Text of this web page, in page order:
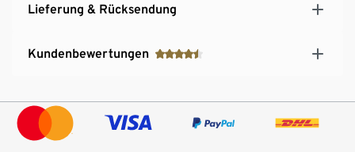
Lieferung & Rücksendung
Kundenbewertungen